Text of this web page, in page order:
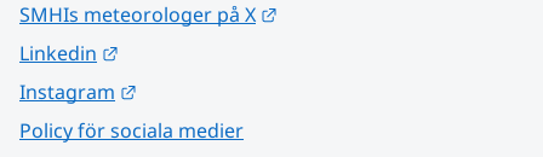
SMHIs meteorologer på X
Linkedin
Instagram
Policy för sociala medier